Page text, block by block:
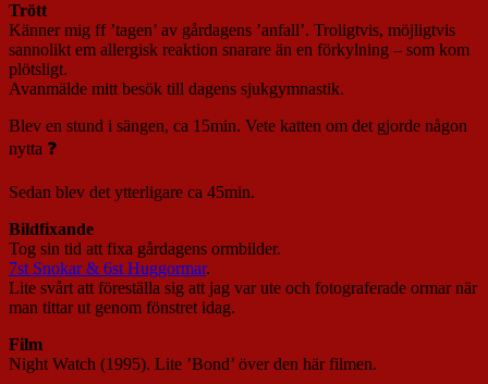
Trött
Känner mig ff ’tagen’ av gårdagens ’anfall’. Troligtvis, möjligtvis
sannolikt em allergisk reaktion snarare än en förkylning – som kom
plötsligt.
Avanmälde mitt besök till dagens sjukgymnastik.
Blev en stund i sängen, ca 15min. Vete katten om det gjorde någon
nytta ❓
Sedan blev det ytterligare ca 45min.
Bildfixande
Tog sin tid att fixa gårdagens ormbilder.
7st Snokar & 6st Huggormar.
Lite svårt att föreställa sig att jag var ute och fotograferade ormar när
man tittar ut genom fönstret idag.
Film
Night Watch (1995). Lite ’Bond’ över den här filmen.